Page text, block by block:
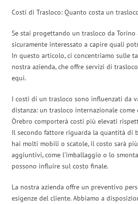
Costi di Trasloco: Quanto costa un
Se stai progettando un trasloco da Torino
sicuramente interessato a capire quali
In questo articolo, ci concentriamo sulle
nostra azienda, che offre servizi di
equi.
I costi di un trasloco sono influenzati da
distanza: un trasloco internazionale come
Örebro comporterà costi più elevati
Il secondo fattore riguarda la quantità di
hai molti mobili o scatole, il costo sarà
aggiuntivi, come l’imballaggio o lo
possono influire sul costo finale.
La nostra azienda offre un preventivo
esigenze del cliente. Abbiamo a